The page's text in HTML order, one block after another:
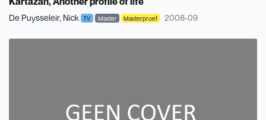
De Puysseleir, Nick TV Master Masterproef 2008-09